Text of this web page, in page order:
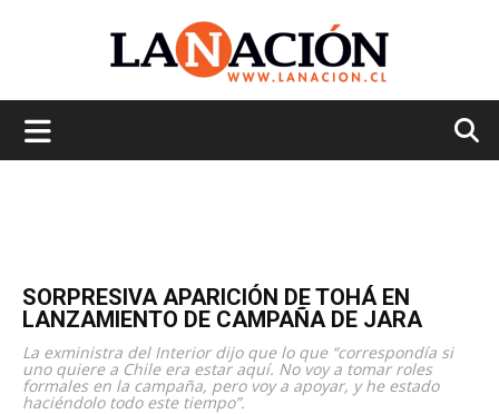
SORPRESIVA APARICIÓN DE TOHÁ EN
LANZAMIENTO DE CAMPAÑA DE JARA
La exministra del Interior dijo que lo que “correspondía si
uno quiere a Chile era estar aquí. No voy a tomar roles
formales en la campaña, pero voy a apoyar, y he estado
haciéndolo todo este tiempo”.